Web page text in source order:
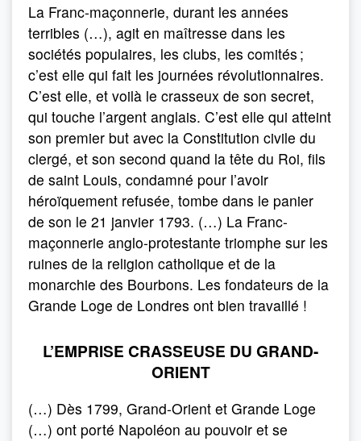
La Franc-maçonnerie, durant les années
terribles (…), agit en maîtresse dans les
sociétés populaires, les clubs, les comités ;
c’est elle qui fait les journées révolutionnaires.
C’est elle, et voilà le crasseux de son secret,
qui touche l’argent anglais. C’est elle qui atteint
son premier but avec la Constitution civile du
clergé, et son second quand la tête du Roi, fils
de saint Louis, condamné pour l’avoir
héroïquement refusée, tombe dans le panier
de son le 21 janvier 1793. (…) La Franc-
maçonnerie anglo-protestante triomphe sur les
ruines de la religion catholique et de la
monarchie des Bourbons. Les fondateurs de la
Grande Loge de Londres ont bien travaillé !
L’EMPRISE CRASSEUSE DU GRAND-
ORIENT
(…) Dès 1799, Grand-Orient et Grande Loge
(…) ont porté Napoléon au pouvoir et se